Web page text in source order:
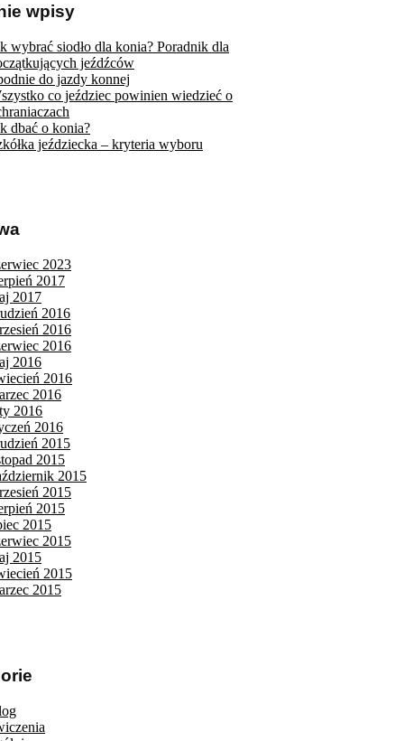
wpisy
wybrać siodło dla konia? Poradnik dla
jeźdźców
do jazdy konnej
co jeździec powinien wiedzieć o
dbać o konia?
jeździecka – kryteria wyboru
2023
2017
2017
2016
2016
2016
2016
2016
2016
2016
2016
2015
2015
2015
2015
2015
2015
2015
2015
2015
2015